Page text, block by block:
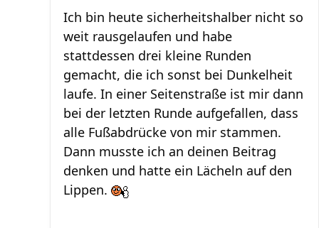
Ich bin heute sicherheitshalber nicht so
weit rausgelaufen und habe
stattdessen drei kleine Runden
gemacht, die ich sonst bei Dunkelheit
laufe. In einer Seitenstraße ist mir dann
bei der letzten Runde aufgefallen, dass
alle Fußabdrücke von mir stammen.
Dann musste ich an deinen Beitrag
denken und hatte ein Lächeln auf den
Lippen.